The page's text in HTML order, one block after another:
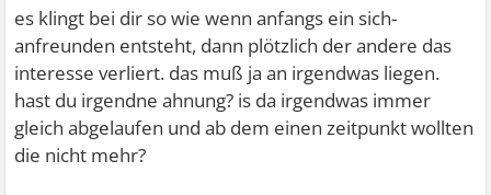
es klingt bei dir so wie wenn anfangs ein sich-
anfreunden entsteht, dann plötzlich der andere das
interesse verliert. das muß ja an irgendwas liegen.
hast du irgendne ahnung? is da irgendwas immer
gleich abgelaufen und ab dem einen zeitpunkt wollten
die nicht mehr?